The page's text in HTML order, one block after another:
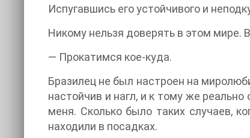
Испугавшись его устойчивого и
Никому нельзя доверять в этом мире.
— Прокатимся кое-куда.
Бразилец не был настроен на
настойчив и нагл, и к тому же
меня. Сколько было таких случаев,
находили в посадках.